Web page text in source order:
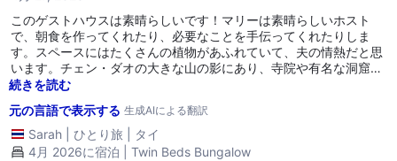
このゲストハウスは素晴らしいです！マリーは素晴らしいホスト
で、朝食を作ってくれたり、必要なことを手伝ってくれたりしま
す。スペースにはたくさんの植物があふれていて、夫の情熱だと思
います。チェン・ダオの大きな山の影にあり、寺院や有名な洞窟に
近いです。 朝食には彼女の手作りのパンを試してみてください。と
続きを読む
元の言語で表示する 生成AIによる翻訳
Sarah ひとり旅
タイ
4月 2026に宿泊 | Twin Beds Bungalow